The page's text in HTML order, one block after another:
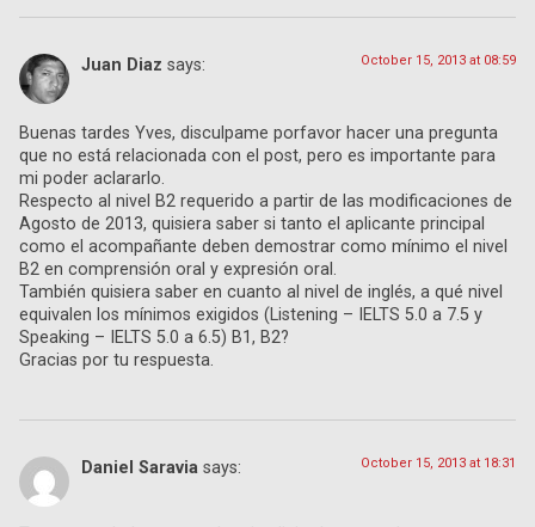
Juan Diaz says: October 15, 2013 at 08:59
Buenas tardes Yves, disculpame porfavor hacer una pregunta
que no está relacionada con el post, pero es importante para
mi poder aclararlo.
Respecto al nivel B2 requerido a partir de las modificaciones de
Agosto de 2013, quisiera saber si tanto el aplicante principal
como el acompañante deben demostrar como mínimo el nivel
B2 en comprensión oral y expresión oral.
También quisiera saber en cuanto al nivel de inglés, a qué nivel
equivalen los mínimos exigidos (Listening – IELTS 5.0 a 7.5 y
Speaking – IELTS 5.0 a 6.5) B1, B2?
Gracias por tu respuesta.
Daniel Saravia says: October 15, 2013 at 18:31